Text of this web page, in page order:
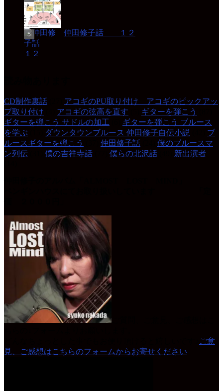
仲田修子話 １２
CD制作裏話
アコギのPU取り付け アコギのピックアッ
プ取り付け
アコギの弦高を直す ギターを弾こう
ギターを弾こう サドルの加工
ギターを弾こう ブルース
を学ぶ
ダウンタウンブルース 仲田修子自伝小説
ブ
ルースギターを弾こう
仲田修子話
僕のブルースマ
ン列伝
僕の吉祥寺話 僕らの北沢話
新出演者
ご意
見、ご感想はこちらのフォームからお寄せください